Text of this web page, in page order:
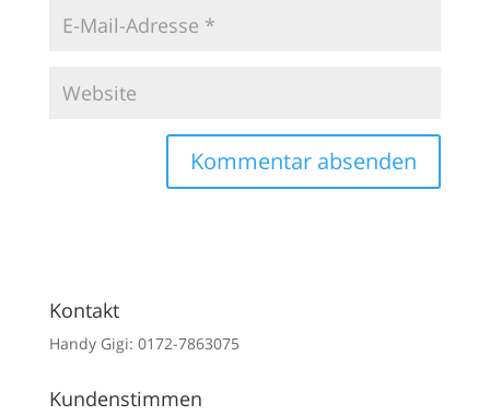
Kontakt
Handy Gigi: 0172-7863075
Kundenstimmen